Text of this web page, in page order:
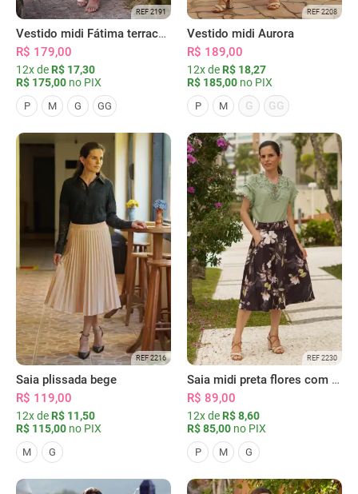
REF 2191
Vestido midi Fátima terracota
R$ 179,00
12x de R$ 17,30
R$ 175,00 no PIX
P M G GG
REF 2208
Vestido midi Aurora
R$ 189,00
12x de R$ 18,27
R$ 185,00 no PIX
P M G GG
REF 2216
Saia plissada bege
R$ 119,00
12x de R$ 11,50
R$ 115,00 no PIX
M G
REF 2230
Saia midi preta flores com bolsos
R$ 89,00
12x de R$ 8,60
R$ 85,00 no PIX
P M G